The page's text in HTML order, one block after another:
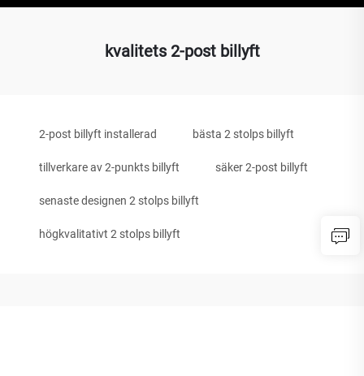
kvalitets 2-post billyft
2-post billyft installerad bästa 2 stolps billyft
tillverkare av 2-punkts billyft säker 2-post billyft
senaste designen 2 stolps billyft
högkvalitativt 2 stolps billyft